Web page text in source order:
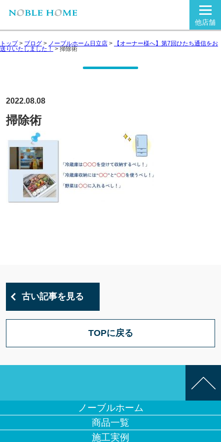
他店舗
トップ> ブログ > ノーブルホーム日立店 > 【オーナー様へ】第7回ひたち通信をお
送りいたしました！ > 掃除術
2022.08.08
掃除術
古い記事を見る
TOPに戻る
ノーブルホーム
商品一覧
施工実例